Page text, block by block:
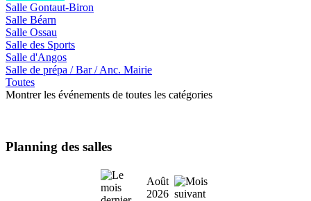
Salle Gontaut-Biron
Salle Béarn
Salle Ossau
Salle des Sports
Salle d'Angos
Salle de prépa / Bar / Anc. Mairie
Toutes
Montrer les événements de toutes les catégories
Planning des salles
Août
2026